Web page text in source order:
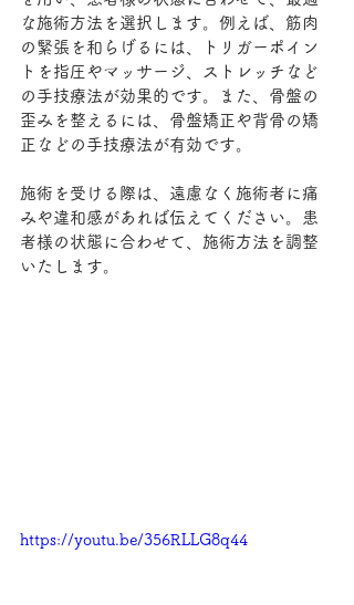
な施術方法を選択します。例えば、筋肉
の緊張を和らげるには、トリガーポイン
トを指圧やマッサージ、ストレッチなど
の手技療法が効果的です。また、骨盤の
歪みを整えるには、骨盤矯正や背骨の矯
正などの手技療法が有効です。
施術を受ける際は、遠慮なく施術者に痛
みや違和感があれば伝えてください。患
者様の状態に合わせて、施術方法を調整
いたします。
https://youtu.be/356RLLG8q44